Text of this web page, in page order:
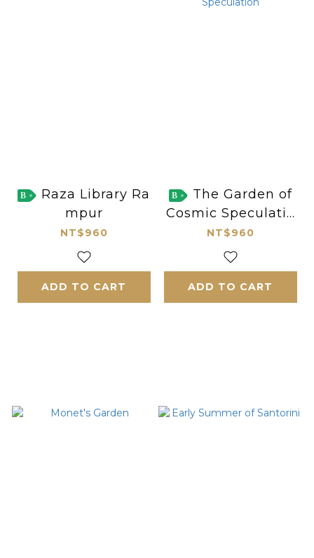
B
mpur
NT$960
ADD TO CART
B
Cosmic Speculatio
n
NT$960
ADD TO CART